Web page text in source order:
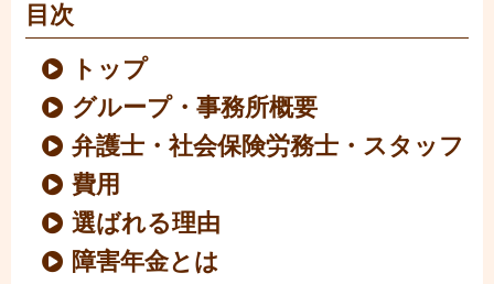
目次
トップ
グループ・事務所概要
弁護士・社会保険労務士・スタッフ
費用
選ばれる理由
障害年金とは